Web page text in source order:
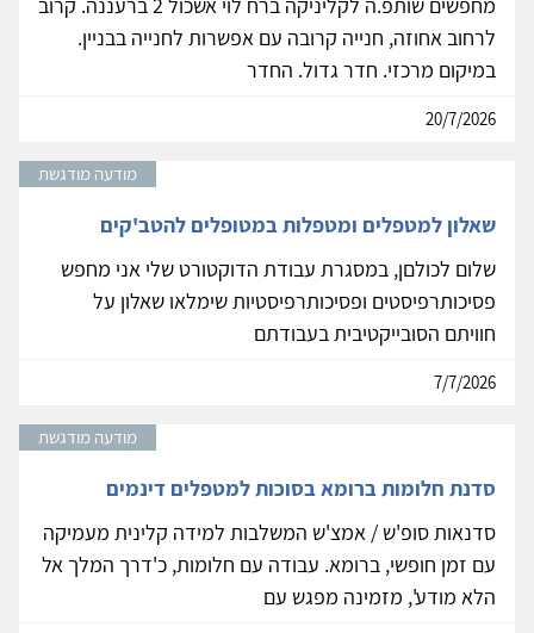
מחפשים שותפ.ה לקליניקה ברח לוי אשכול 2 ברעננה. קרוב
לרחוב אחוזה, חנייה קרובה עם אפשרות לחנייה בבניין.
במיקום מרכזי. חדר גדול. החדר
20/7/2026
מודעה מודגשת
שאלון למטפלים ומטפלות במטופלים להטב'קים
שלום לכולםן, במסגרת עבודת הדוקטורט שלי אני מחפש
פסיכותרפיסטים ופסיכותרפיסטיות שימלאו שאלון על
חוויתם הסובייקטיבית בעבודתם
7/7/2026
מודעה מודגשת
סדנת חלומות ברומא בסוכות למטפלים דינמים
סדנאות סופ'ש / אמצ'ש המשלבות למידה קלינית מעמיקה
עם זמן חופשי, ברומא. עבודה עם חלומות, כ'דרך המלך אל
הלא מודע', מזמינה מפגש עם